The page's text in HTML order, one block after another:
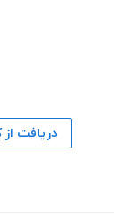
دریافت از